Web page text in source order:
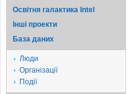
Освітня галактика Intel
Iншi проекти
База даних
Люди
Організації
Події